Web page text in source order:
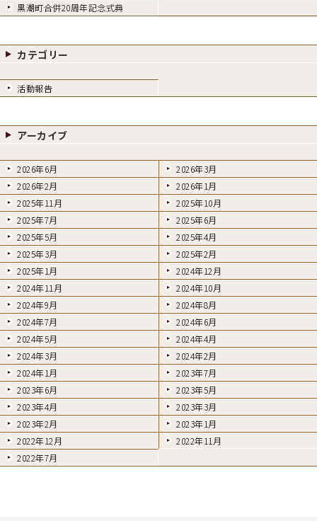
黒潮町合併20周年記念式典
カテゴリー
活動報告
アーカイブ
2026年6月
2026年3月
2026年2月
2026年1月
2025年11月
2025年10月
2025年7月
2025年6月
2025年5月
2025年4月
2025年3月
2025年2月
2025年1月
2024年12月
2024年11月
2024年10月
2024年9月
2024年8月
2024年7月
2024年6月
2024年5月
2024年4月
2024年3月
2024年2月
2024年1月
2023年7月
2023年6月
2023年5月
2023年4月
2023年3月
2023年2月
2023年1月
2022年12月
2022年11月
2022年7月